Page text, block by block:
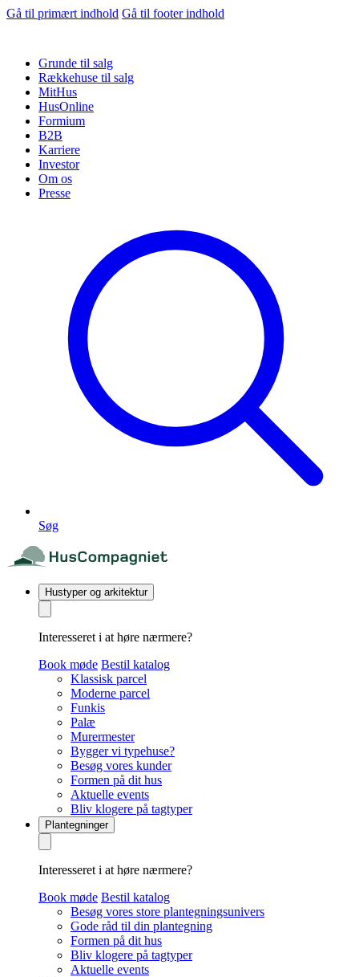
Gå til primært indhold Gå til footer indhold
Grunde til salg
Rækkehuse til salg
MitHus
HusOnline
Formium
B2B
Karriere
Investor
Om os
Presse
Søg
Hustyper og arkitektur
Interesseret i at høre nærmere?
Book møde Bestil katalog
Klassisk parcel
Moderne parcel
Funkis
Palæ
Murermester
Bygger vi typehuse?
Besøg vores kunder
Formen på dit hus
Aktuelle events
Bliv klogere på tagtyper
Plantegninger
Interesseret i at høre nærmere?
Book møde Bestil katalog
Besøg vores store plantegningsunivers
Gode råd til din plantegning
Formen på dit hus
Bliv klogere på tagtyper
Aktuelle events